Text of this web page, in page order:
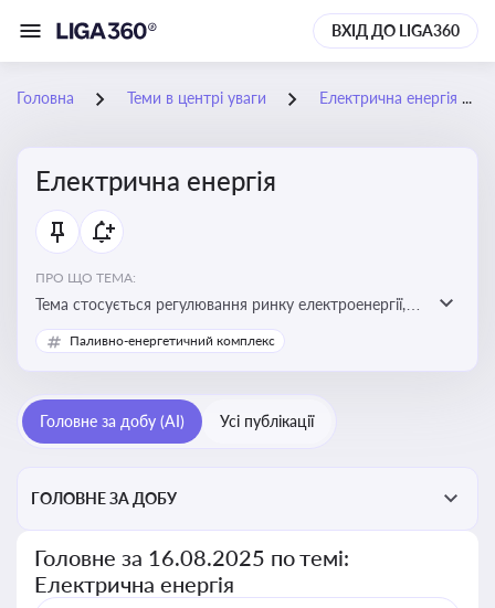
ВХІД ДО LIGA360
Головна Теми в центрі уваги Електрична енергія
Електрична енергія
ПРО ЩО ТЕМА:
Тема стосується регулювання ринку електроенергії,
включаючи її виробництво, постачання та фінансові
стимули для відновлюваної енергетики
Паливно-енергетичний комплекс
Головне за добу (AI) Усі публікації
ГОЛОВНЕ ЗА ДОБУ
Головне за 16.08.2025 по темі:
Електрична енергія